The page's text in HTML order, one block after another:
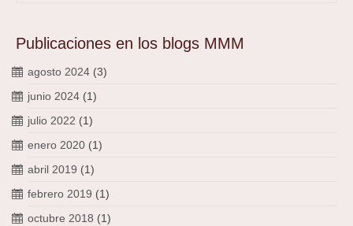
Publicaciones en los blogs MMM
agosto 2024 (3)
junio 2024 (1)
julio 2022 (1)
enero 2020 (1)
abril 2019 (1)
febrero 2019 (1)
octubre 2018 (1)